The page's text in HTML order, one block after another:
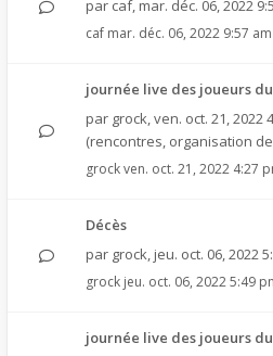
par caf, mar. déc. 06, 2022
caf mar. déc. 06, 2022 9:57 am
journée live des joueurs
par grock,ven. oct. 21, 2022
(rencontres, organisation
grockven. oct. 21, 2022 4:27
Décès
par grock, jeu. oct. 06, 2022
grock jeu. oct. 06, 2022 5:49
journée live des joueurs